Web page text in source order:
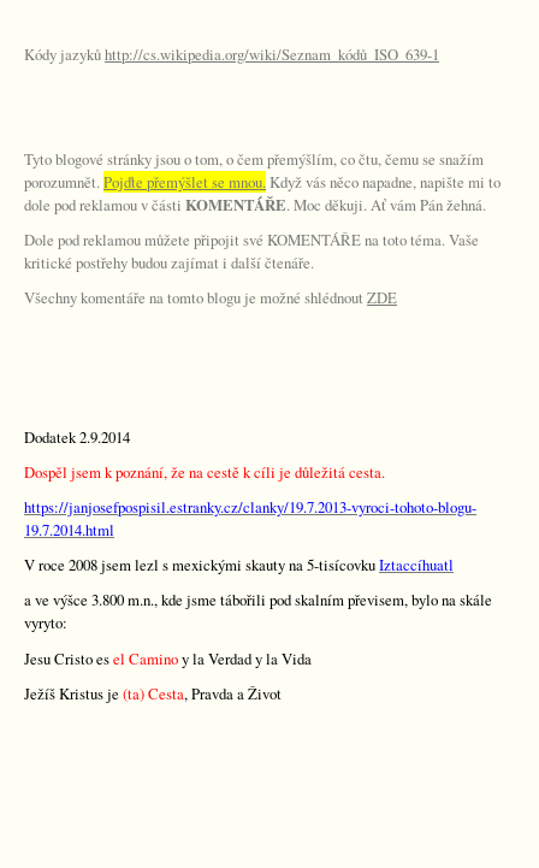
Kódy jazykůhttp://cs.wikipedia.org/wiki/Seznam_kódů_ISO_639-1
Tyto blogové stránky jsou o tom, o čem přemýšlím, co čtu, čemu se snažím
porozumnět. Pojďte přemýšlet se mnou. Když vás něco napadne, napište mi to
dole pod reklamou v části KOMENTÁŘE. Moc děkuji. Ať vám Pán žehná.
Dole pod reklamou můžete připojit své KOMENTÁŘE na toto téma. Vaše
kritické postřehy budou zajímat i další čtenáře.
Všechny komentáře na tomto blogu je možné shlédnout ZDE
Dodatek 2.9.2014
Dospěl jsem k poznání, že na cestě k cíli je důležitá cesta.
https://janjosefpospisil.estranky.cz/clanky/19.7.2013-vyroci-tohoto-blogu-
19.7.2014.html
V roce 2008 jsem lezl s mexickými skauty na 5-tisícovkuIztaccíhuatl
a ve výšce 3.800 m.n., kde jsme tábořili pod skalním převisem, bylo na skále
vyryto:
Jesu Cristo esel Caminoy la Verdady la Vida
Ježíš Kristus je (ta) Cesta, Pravda a Život